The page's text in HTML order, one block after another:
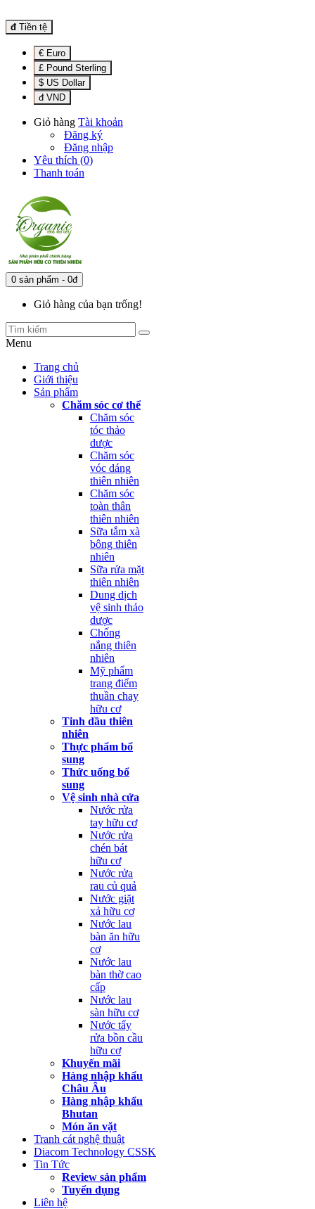
đ Tiền tệ
€ Euro
£ Pound Sterling
$ US Dollar
đ VND
Giỏ hàng Tài khoản
Đăng ký
Đăng nhập
Yêu thích (0)
Thanh toán
0 sản phẩm - 0đ
Giỏ hàng của bạn trống!
Menu
Trang chủ
Giới thiệu
Sản phẩm
Chăm sóc cơ thể
Chăm sóc
tóc thảo
dược
Chăm sóc
vóc dáng
thiên nhiên
Chăm sóc
toàn thân
thiên nhiên
Sữa tắm xà
bông thiên
nhiên
Sữa rửa mặt
thiên nhiên
Dung dịch
vệ sinh thảo
dược
Chống
nắng thiên
nhiên
Mỹ phẩm
trang điểm
thuần chay
hữu cơ
Tinh dầu thiên
nhiên
Thực phẩm bổ
sung
Thức uống bổ
sung
Vệ sinh nhà cửa
Nước rửa
tay hữu cơ
Nước rửa
chén bát
hữu cơ
Nước rửa
rau củ quả
Nước giặt
xả hữu cơ
Nước lau
bàn ăn hữu
cơ
Nước lau
bàn thờ cao
cấp
Nước lau
sàn hữu cơ
Nước tẩy
rửa bồn cầu
hữu cơ
Khuyến mãi
Hàng nhập khẩu
Châu Âu
Hàng nhập khẩu
Bhutan
Món ăn vặt
Tranh cát nghệ thuật
Diacom Technology CSSK
Tin Tức
Review sản phẩm
Tuyển dụng
Liên hệ